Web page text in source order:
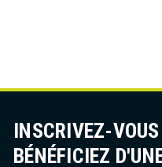
INSCRIVEZ-
BÉNÉFICIEZ